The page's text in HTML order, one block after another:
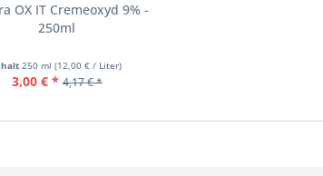
OX IT Cremeoxyd 9% -
250ml
250 ml(12,00 € / Liter)
3,00 € * 4,17 € *